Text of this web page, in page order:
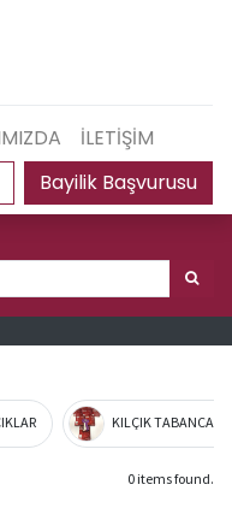
Bayilik Başvurusu
İLETİŞİM
KILÇIK TABANCA
0 items found.